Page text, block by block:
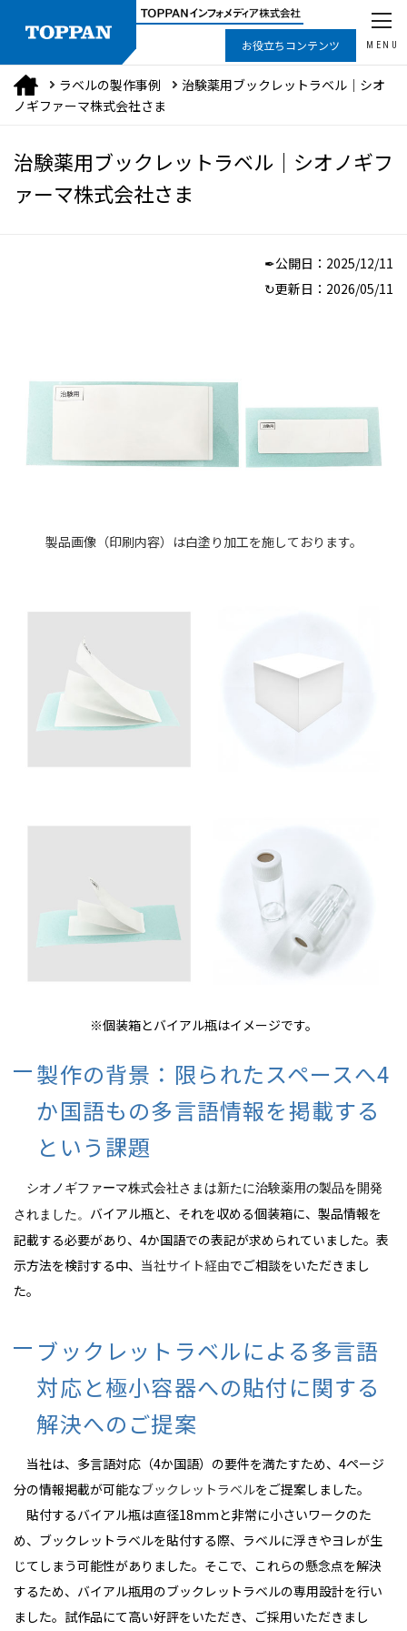
お役立ちコンテンツ MENU
ラベルの製作事例
治験薬用ブックレットラベル｜シオ
ノギファーマ株式会社さま
治験薬用ブックレットラベル｜シオノギフ
ァーマ株式会社さま
✒公開日： 2025/12/11
↻更新日： 2026/05/11
製品画像（印刷内容）は白塗り加工を施しております。
※個装箱とバイアル瓶はイメージです。
製作の背景：限られたスペースへ4
か国語もの多言語情報を掲載する
という課題
シオノギファーマ株式会社さまは新たに治験薬用の製品を開発
されました。 バイアル瓶と、それを収める個装箱に、製品情報を
記載する必要があり、4か国語での表記が求められていました。表
示方法を検討する中、 当社サイト経由でご相談をいただきまし
た。
ブックレットラベルによる多言語
対応と極小容器への貼付に関する
解決へのご提案
当社は、多言語対応（4か国語）の要件を満たすため、4ページ
分の情報掲載が可能なブックレットラベルをご提案しました。
貼付するバイアル瓶は直径18mmと非常に小さいワークのた
め、ブックレットラベルを貼付する際、ラベルに浮きやヨレが生
じてしまう可能性がありました。そこで、これらの懸念点を解決
するため、バイアル瓶用のブックレットラベルの専用設計を行い
ました。試作品にて高い好評をいただき、ご採用いただきまし